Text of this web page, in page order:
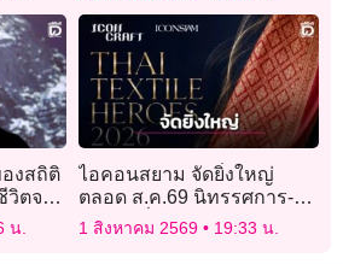
องสถิติ
วิตจาก
น.
ไอคอนสยาม จัดยิ่งใหญ่
ตลอด ส.ค.69 นิทรรศการ-
งานแฟชั่นผ้าไทย
1 สิงหาคม 2569 19:33 น.